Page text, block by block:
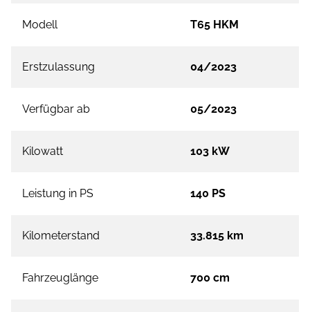
Modell T65 HKM
Erstzulassung 04/2023
Verfügbar ab 05/2023
Kilowatt 103 kW
Leistung in PS 140 PS
Kilometerstand 33.815 km
Fahrzeuglänge 700 cm